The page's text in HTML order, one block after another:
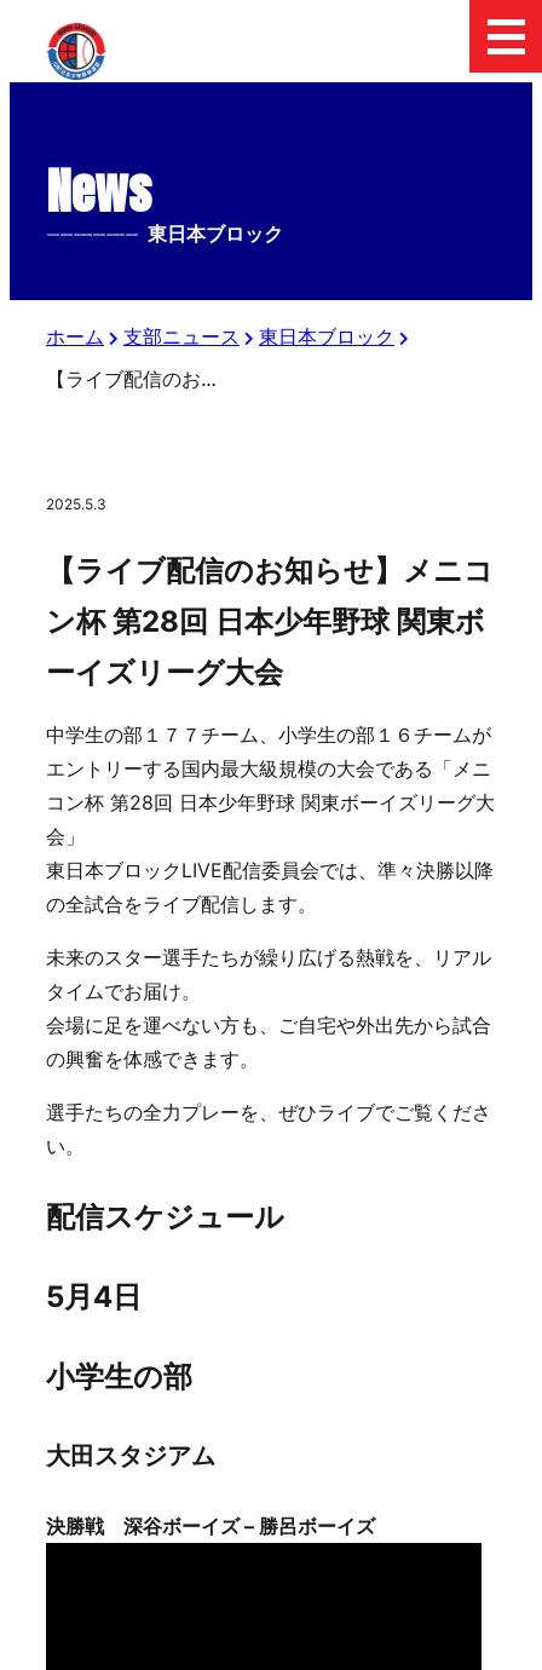
News
-------------- 東日本ブロック
ホーム 支部ニュース
東日本ブロック
【ライブ配信のお知らせ】メニコン杯 第28回 日本少年野球 関東ボーイズリーグ大会
2025.5.3
【ライブ配信のお知らせ】メニコ
ン杯 第28回 日本少年野球 関東ボ
ーイズリーグ大会
中学生の部１７７チーム、小学生の部１６チームが
エントリーする国内最大級規模の大会である「メニ
コン杯 第28回 日本少年野球 関東ボーイズリーグ大
会」
東日本ブロックLIVE配信委員会では、準々決勝以降
の全試合をライブ配信します。
未来のスター選手たちが繰り広げる熱戦を、リアル
タイムでお届け。
会場に足を運べない方も、ご自宅や外出先から試合
の興奮を体感できます。
選手たちの全力プレーを、ぜひライブでご覧くださ
い。
配信スケジュール
5月4日
小学生の部
大田スタジアム
決勝戦 深谷ボーイズ – 勝呂ボーイズ